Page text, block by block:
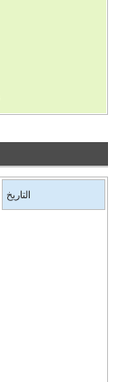
التاريخ